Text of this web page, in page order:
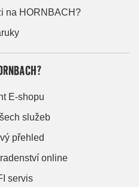
na HORNBACH?
E-shopu
služeb
přehled
online
servis